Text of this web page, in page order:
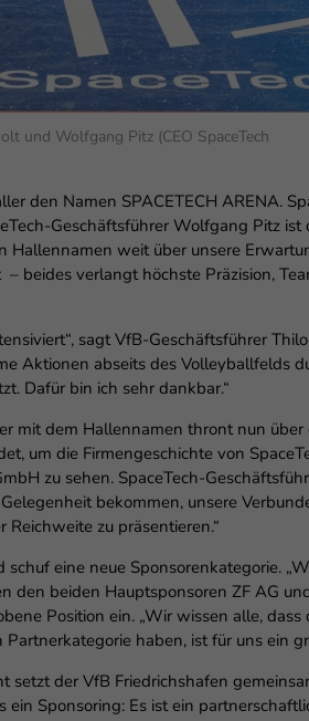
und Wolfgang Pitz (CEO SpaceTech
den Namen SPACETECH ARENA.
Geschäftsführer Wolfgang Pitz
weit über unsere
beides verlangt höchste Präzision,
sagt VfB-Geschäftsführer
Aktionen abseits des Volleyballfelds
Dafür bin ich sehr dankbar.“
mit dem Hallennamen thront nun
um die Firmengeschichte von
zu sehen. SpaceTech-
bekommen, unsere
zu präsentieren.“
eine neue Sponsorenkategorie.
den beiden Hauptsponsoren ZF AG
Position ein. „Wir wissen alle,
haben, ist für uns ein
der VfB Friedrichshafen
Sponsoring: Es ist ein